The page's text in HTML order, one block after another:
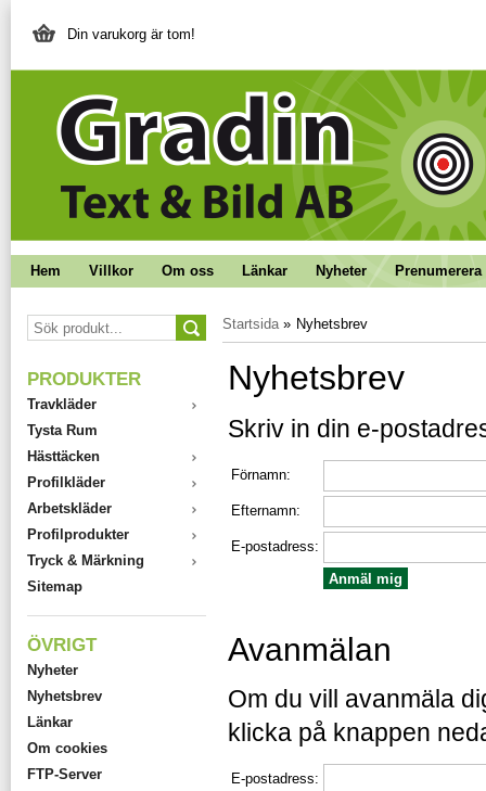
Din varukorg är tom!
Hem Villkor Om oss Länkar Nyheter
PRODUKTER
Travkläder
Tysta Rum
Hästtäcken
Profilkläder
Arbetskläder
Profilprodukter
Tryck & Märkning
Sitemap
ÖVRIGT
Nyheter
Nyhetsbrev
Länkar
Om cookies
FTP-Server
Startsida» Nyhetsbrev
Nyhetsbrev
Skriv in din e-
Förnamn:
Efternamn:
E-postadress:
Avanmälan
Om du vill avanmäla
klicka på knappen
E-postadress: